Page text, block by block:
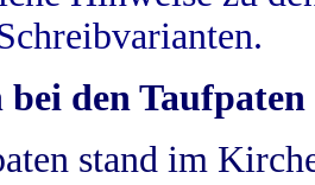
den Taufpaten
stand im